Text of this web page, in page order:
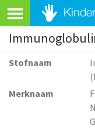
Stofnaam
Merknaam